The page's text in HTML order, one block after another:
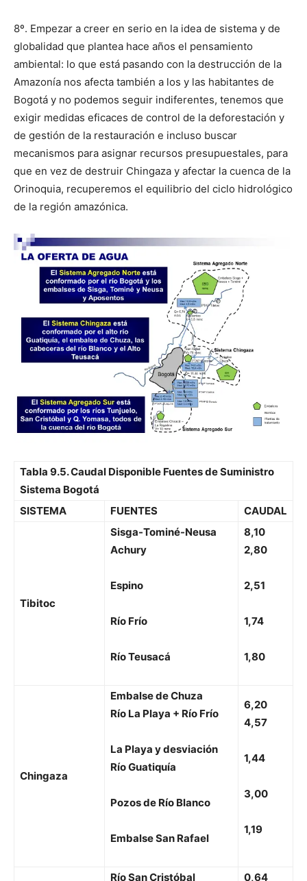
8º. Empezar a creer en serio en la idea de sistema y de
globalidad que plantea hace años el pensamiento
ambiental: lo que está pasando con la destrucción de la
Amazonía nos afecta también a los y las habitantes de
Bogotá y no podemos seguir indiferentes, tenemos que
exigir medidas eficaces de control de la deforestación y
de gestión de la restauración e incluso buscar
mecanismos para asignar recursos presupuestales, para
que en vez de destruir Chingaza y afectar la cuenca de la
Orinoquia, recuperemos el equilibrio del ciclo hidrológico
de la región amazónica.
Tabla 9.5. Caudal Disponible Fuentes de Suministro
Sistema Bogotá
SISTEMA
FUENTES CAUDAL
Tibitoc
Sisga-Tominé-Neusa
Achury
Espino
Río Frío
Río Teusacá
8,10
2,80
2,51
1,74
1,80
Chingaza
Embalse de Chuza
Río La Playa + Río Frío
La Playa y desviación
Río Guatiquía
Pozos de Río Blanco
Embalse San Rafael
6,20
4,57
1,44
3,00
1,19
Río San Cristóbal 0,64